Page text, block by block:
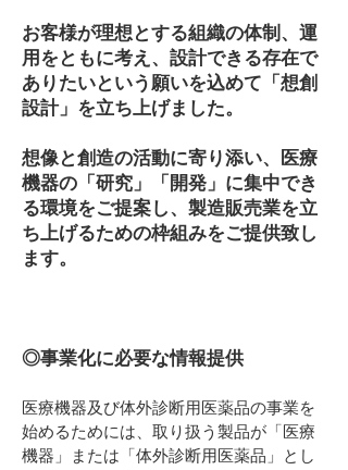
お客様が理想とする組織の体制、運
用をともに考え、 設計できる存在で
ありたいという願いを込めて「想創
設計」を立ち上げました。
想像と創造の活動に寄り添い、医療
機器の「研究」「開発」に集中でき
る環境をご提案し、製造販売業を立
ち上げるための枠組みをご提供致し
ます。
◎事業化に必要な情報提供
医療機器及び体外診断用医薬品の事業を
始めるためには、取り扱う製品が「医療
機器」または「体外診断用医薬品」とし